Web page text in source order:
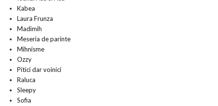
Kabea
Laura Frunza
Madimih
Meseria de parinte
Mihnisme
Ozzy
Pitici dar voinici
Raluca
Sleepy
Sofia